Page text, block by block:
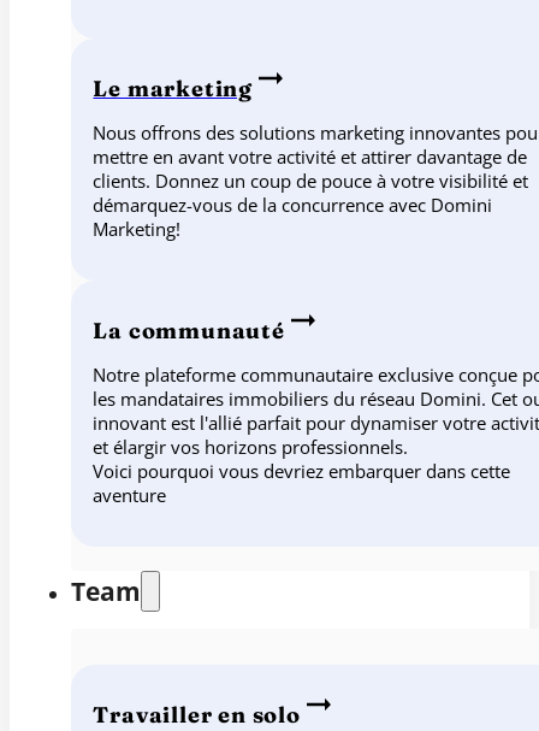
Le marketing
Nous offrons des solutions marketing innovantes
mettre en avant votre activité et attirer davantage de
clients. Donnez un coup de pouce à votre visibilité et
démarquez-vous de la concurrence avec Domini
Marketing!
La communauté
Notre plateforme communautaire exclusive conçue
les mandataires immobiliers du réseau Domini. Cet
innovant est l'allié parfait pour dynamiser votre
et élargir vos horizons professionnels.
Voici pourquoi vous devriez embarquer dans cette
aventure
Team
Travailler en solo